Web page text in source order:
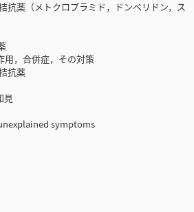
薬（メトクロプラミド，ドンペリドン，ス
，合併症，その対策
抗薬
見
symptoms